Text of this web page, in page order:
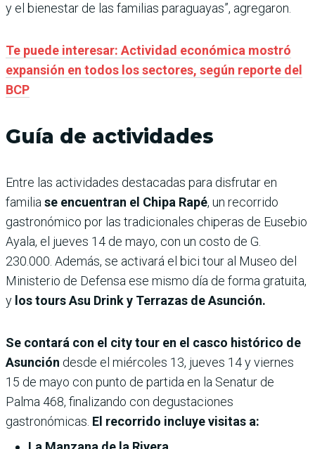
y el bienestar de las familias paraguayas”, agregaron.
Te puede interesar: Actividad económica mostró
expansión en todos los sectores, según reporte del
BCP
Guía de actividades
Entre las actividades destacadas para disfrutar en
familiase encuentran el Chipa Rapé, un recorrido
gastronómico por las tradicionales chiperas de Eusebio
Ayala, el jueves 14 de mayo, con un costo de G.
230.000. Además, se activará el bici tour al Museo del
Ministerio de Defensa ese mismo día de forma gratuita,
y los tours Asu Drink y Terrazas de Asunción.
Se contará con el city tour en el casco histórico de
Asunción desde el miércoles 13, jueves 14 y viernes
15 de mayo con punto de partida en la Senatur de
Palma 468, finalizando con degustaciones
gastronómicas. El recorrido incluye visitas a: